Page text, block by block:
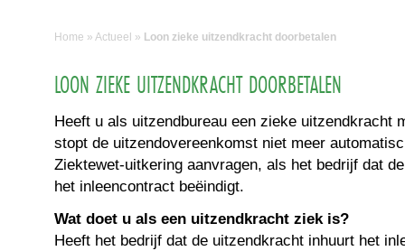
Home » Actueel » Loon zieke uitzendkracht doorbetalen
LOON ZIEKE UITZENDKRACHT DOORBETALEN
Heeft u als uitzendbureau een zieke uitzendkracht
stopt de uitzendovereenkomst niet meer
Ziektewet-uitkering aanvragen, als het bedrijf dat
het inleencontract beëindigt.
Wat doet u als een uitzendkracht ziek is?
Heeft het bedrijf dat de uitzendkracht inhuurt het